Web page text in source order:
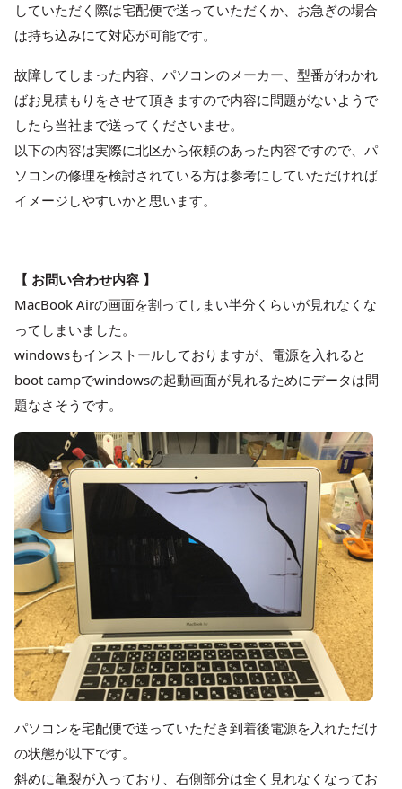
していただく際は宅配便で送っていただくか、お急ぎの場合
は持ち込みにて対応が可能です。
故障してしまった内容、パソコンのメーカー、型番がわかれ
ばお見積もりをさせて頂きますので内容に問題がないようで
したら当社まで送ってくださいませ。
以下の内容は実際に北区から依頼のあった内容ですので、パ
ソコンの修理を検討されている方は参考にしていただければ
イメージしやすいかと思います。
【 お問い合わせ内容 】
MacBook Airの画面を割ってしまい半分くらいが見れなくな
ってしまいました。
windowsもインストールしておりますが、電源を入れると
boot campでwindowsの起動画面が見れるためにデータは問
題なさそうです。
パソコンを宅配便で送っていただき到着後電源を入れただけ
の状態が以下です。
斜めに亀裂が入っており、右側部分は全く見れなくなってお